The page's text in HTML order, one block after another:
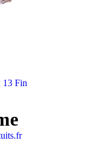
13 Fin